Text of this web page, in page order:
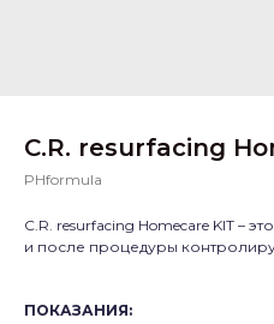
C.R. resurfacing
PHformula
C.R. resurfacing Homecare KIT –
и после процедуры
ПОКАЗАНИЯ: